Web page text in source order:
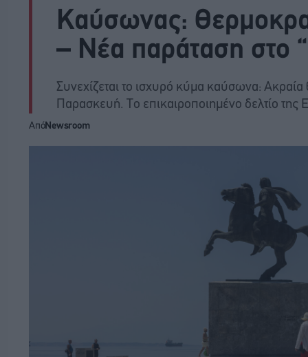
Καύσωνας:
– Νέα παράταση στο
Συνεχίζεται το ισχυρό κύμα καύσωνα:
Παρασκευή. Το επικαιροποιημένο δελτίο της
ΑπόNewsroom